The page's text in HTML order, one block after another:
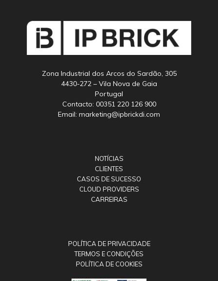
Zona Industrial dos Arcos do Sardão, 305
4430-272 – Vila Nova de Gaia
Portugal
Contacto: 00351 220 126 900
Email: marketing@ipbrickdi.com
NOTÍCIAS
CLIENTES
CASOS DE SUCESSO
CLOUD PROVIDERS
CARREIRAS
POLÍTICA DE PRIVACIDADE
TERMOS E CONDIÇÕES
POLÍTICA DE COOKIES